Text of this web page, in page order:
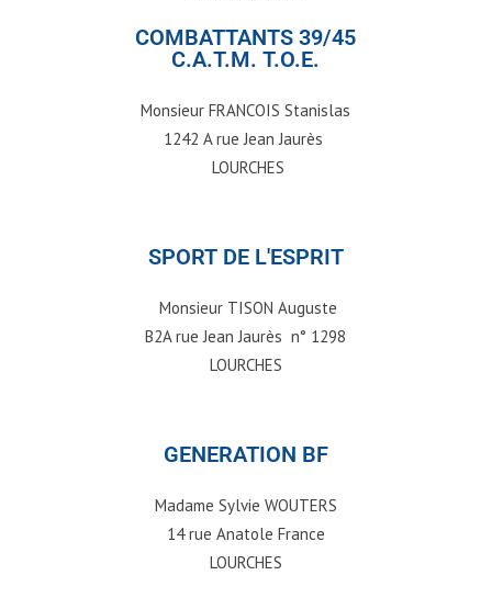
COMBATTANTS 39/45
C.A.T.M. T.O.E.
Monsieur FRANCOIS Stanislas
1242 A rue Jean Jaurès
LOURCHES
SPORT DE L'ESPRIT
Monsieur TISON Auguste
B2A rue Jean Jaurès n° 1298
LOURCHES
GENERATION BF
Madame Sylvie WOUTERS
14 rue Anatole France
LOURCHES